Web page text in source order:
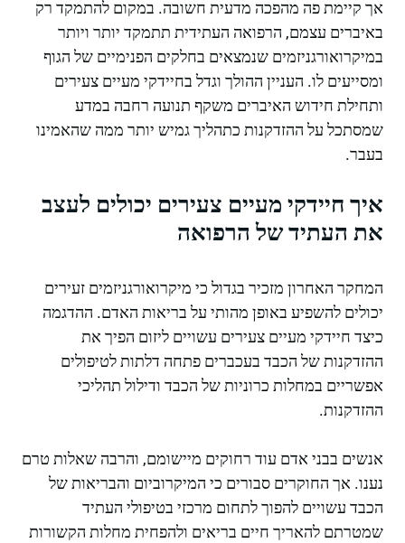
אך קיימת פה מהפכה מדעית חשובה. במקום להתמקד רק
באיברים עצמם, הרפואה העתידית תתמקד יותר ויותר
במיקרואורגניזמים שנמצאים בחלקים הפנימיים של הגוף
ומסייעים לו. העניין ההולך וגדל בחיידקי מעיים צעירים
ותחילת חידוש האיברים משקף תנועה רחבה במדע
שמסתכל על ההזדקנות כתהליך גמיש יותר ממה שהאמינו
בעבר.
איך חיידקי מעיים צעירים יכולים לעצב
את העתיד של הרפואה
המחקר האחרון מזכיר בגדול כי מיקרואורגניזמים זעירים
יכולים להשפיע באופן מהותי על בריאות האדם. ההדגמה
כיצד חיידקי מעיים צעירים עשויים ליזום הפיך את
ההזדקנות של הכבד בעכברים פתחה דלתות לטיפולים
אפשריים במחלות כרוניות של הכבד ודילול תהליכי
ההזדקנות.
אנשים בבני אדם עוד רחוקים מיישומם, והרבה שאלות טרם
נענו. אך החוקרים סבורים כי המיקרוביום והבריאות של
הכבד עשויים להפוך לתחום מרכזי בטיפולי העתיד
שמטרתם להאריך חיים בריאים ולהפחית מחלות הקשורות